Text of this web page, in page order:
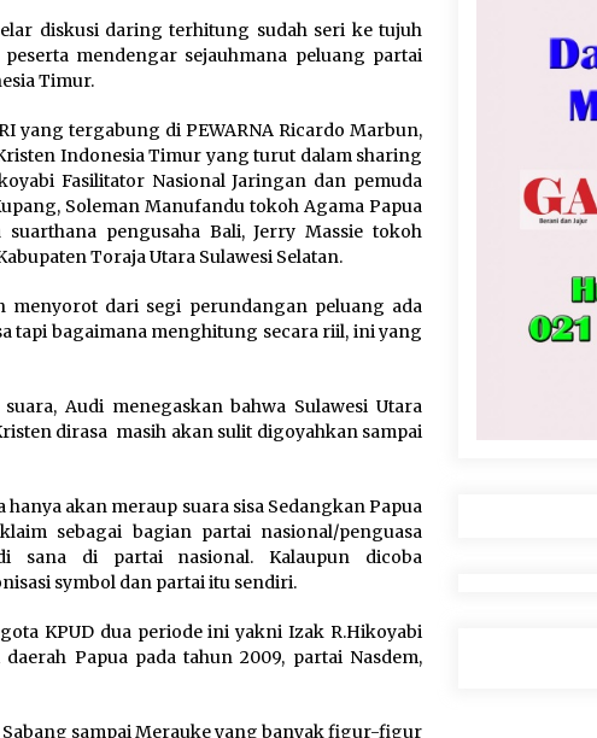
diskusi daring terhitung sudah seri ke tujuh
mendengar sejauhmana peluang partai
Timur.
yang tergabung di PEWARNA Ricardo Marbun,
Indonesia Timur yang turut dalam sharing
Fasilitator Nasional Jaringan dan pemuda
Soleman Manufandu tokoh Agama Papua
pengusaha Bali, Jerry Massie tokoh
Toraja Utara Sulawesi Selatan.
menyorot dari segi perundangan peluang ada
tapi bagaimana menghitung secara riil, ini yang
Audi menegaskan bahwa Sulawesi Utara
dirasa masih akan sulit digoyahkan sampai
akan meraup suara sisa Sedangkan Papua
sebagai bagian partai nasional/penguasa
sana di partai nasional. Kalaupun dicoba
symbol dan partai itu sendiri.
KPUD dua periode ini yakni Izak R.Hikoyabi
Papua pada tahun 2009, partai Nasdem,
sampai Merauke yang banyak figur-figur